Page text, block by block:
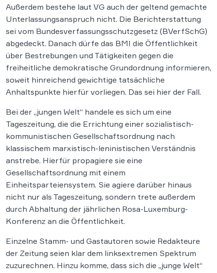
Außerdem bestehe laut VG auch der geltend gemachte
Unterlassungsanspruch nicht. Die Berichterstattung
sei vom Bundesverfassungsschutzgesetz (BVerfSchG)
abgedeckt. Danach dürfe das BMI die Öffentlichkeit
über Bestrebungen und Tätigkeiten gegen die
freiheitliche demokratische Grundordnung informieren,
soweit hinreichend gewichtige tatsächliche
Anhaltspunkte hierfür vorliegen. Das sei hier der Fall.
Bei der „jungen Welt“ handele es sich um eine
Tageszeitung, die die Errichtung einer sozialistisch-
kommunistischen Gesellschaftsordnung nach
klassischem marxistisch-leninistischen Verständnis
anstrebe. Hierfür propagiere sie eine
Gesellschaftsordnung mit einem
Einheitsparteiensystem. Sie agiere darüber hinaus
nicht nur als Tageszeitung, sondern trete außerdem
durch Abhaltung der jährlichen Rosa-Luxemburg-
Konferenz an die Öffentlichkeit.
Einzelne Stamm- und Gastautoren sowie Redakteure
der Zeitung seien klar dem linksextremen Spektrum
zuzurechnen. Hinzu komme, dass sich die „junge Welt“